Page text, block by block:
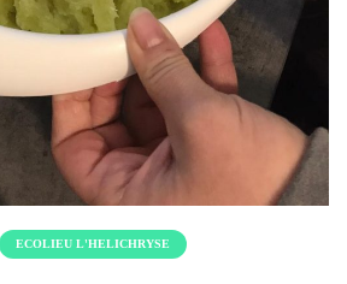
ECOLIEU L'HELICHRYSE